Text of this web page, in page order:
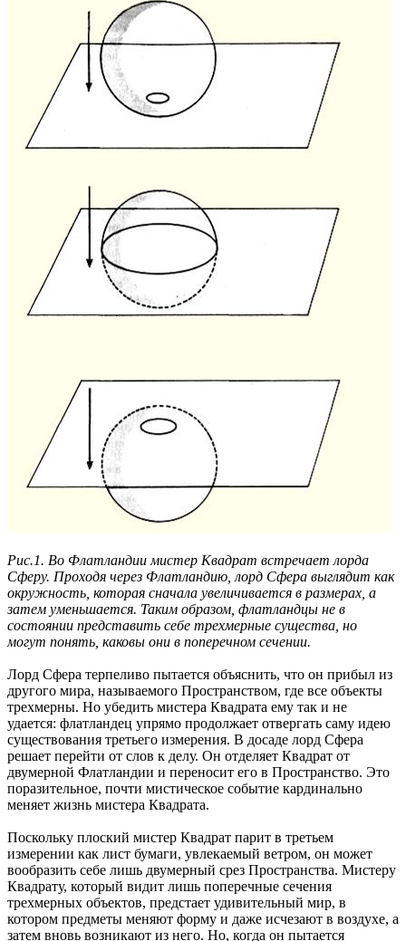
Рис.1. Во Флатландии мистер Квадрат встречает лорда
Сферу. Проходя через Флатландию, лорд Сфера выглядит как
окружность, которая сначала увеличивается в размерах, а
затем уменьшается. Таким образом, флатландцы не в
состоянии представить себе трехмерные существа, но
могут понять, каковы они в поперечном сечении.
Лорд Сфера терпеливо пытается объяснить, что он прибыл из
другого мира, называемого Пространством, где все объекты
трехмерны. Но убедить мистера Квадрата ему так и не
удается: флатландец упрямо продолжает отвергать саму идею
существования третьего измерения. В досаде лорд Сфера
решает перейти от слов к делу. Он отделяет Квадрат от
двумерной Флатландии и переносит его в Пространство. Это
поразительное, почти мистическое событие кардинально
меняет жизнь мистера Квадрата.
Поскольку плоский мистер Квадрат парит в третьем
измерении как лист бумаги, увлекаемый ветром, он может
вообразить себе лишь двумерный срез Пространства. Мистеру
Квадрату, который видит лишь поперечные сечения
трехмерных объектов, предстает удивительный мир, в
котором предметы меняют форму и даже исчезают в воздухе, а
затем вновь возникают из него. Но, когда он пытается